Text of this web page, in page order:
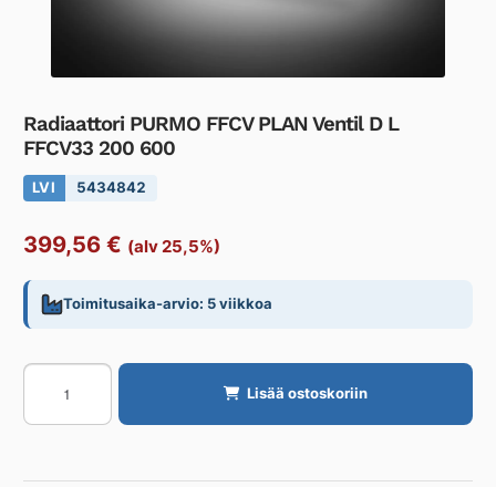
Radiaattori PURMO FFCV PLAN Ventil D L
FFCV33 200 600
LVI 5434842
399,56 € (alv 25,5%)
Toimitusaika-arvio: 5 viikkoa
Radiaattori
PURMO
FFCV
Ventil
Lisää ostoskoriin